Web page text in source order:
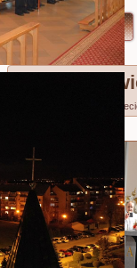
Czytaj więcej...
Rekolekcje
Opublikowano: 07